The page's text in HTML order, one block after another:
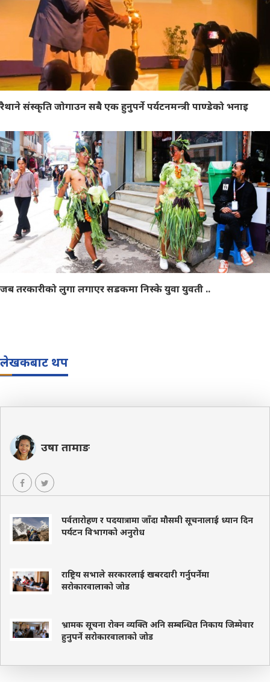
रैथाने संस्कृति जोगाउन सबै एक हुनुपर्ने पर्यटनमन्त्री पाण्डेको भनाइ
जब तरकारीको लुगा लगाएर सडकमा निस्के युवा युवती ..
लेखकबाट थप
उषा तामाङ
पर्वतारोहण र पदयात्रामा जाँदा मौसमी सूचनालाई ध्यान दिन
पर्यटन विभागको अनुरोध
राष्ट्रिय सभाले सरकारलाई खबरदारी गर्नुपर्नेमा
सरोकारवालाको जोड
भ्रामक सूचना रोक्न व्यक्ति अनि सम्बन्धित निकाय जिम्मेवार
हुनुपर्ने सरोकारवालाको जोड